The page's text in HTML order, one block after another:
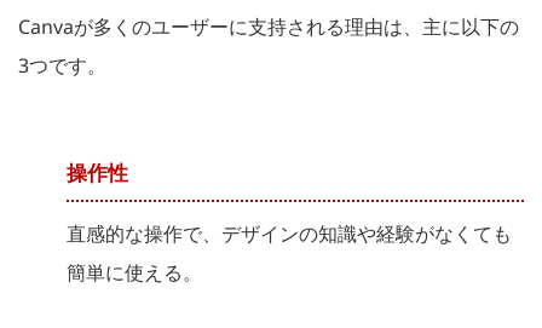
Canvaが多くのユーザーに支持される理由は、主に以下の
3つです。
操作性
直感的な操作で、デザインの知識や経験がなくても
簡単に使える。